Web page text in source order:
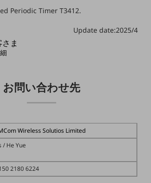
ー、イベント情報をご紹介します
ま
ォッチ
DXの課題を
る記事サイト
ション
スをご紹介し、
サポート！
Periodic Timer T3412.
Update date:2025/4
お問い合わせ先
Wireless Solutios Limited
/ He Yue
2180 6224